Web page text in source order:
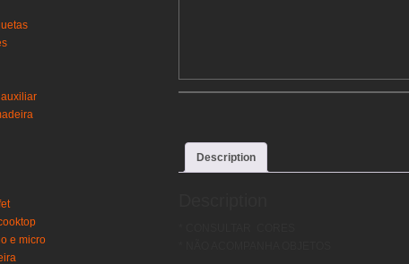
Description
e micro